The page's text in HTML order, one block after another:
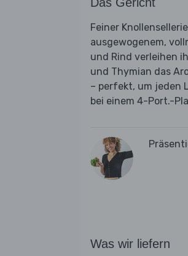
Feiner
ausgewogenem,
und Rind verleihen
und Thymian das
– perfekt, um jeden
bei einem 4-Port.-
Was wir liefern